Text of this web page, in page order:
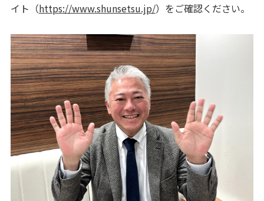
イト（https://www.shunsetsu.jp/）をご確認ください。